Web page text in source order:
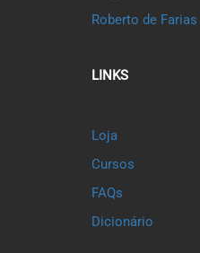
Roberto de Farias
LINKS
Loja
Cursos
FAQs
Dicionário